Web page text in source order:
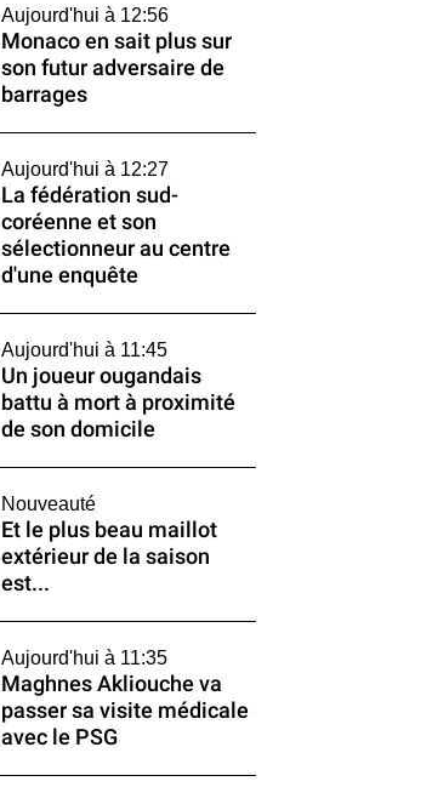
Aujourd'hui à 12:56
Monaco en sait plus sur
son futur adversaire de
barrages
Aujourd'hui à 12:27
La fédération sud-
coréenne et son
sélectionneur au centre
d'une enquête
Aujourd'hui à 11:45
Un joueur ougandais
battu à mort à proximité
de son domicile
Nouveauté
Et le plus beau maillot
extérieur de la saison
est...
Aujourd'hui à 11:35
Maghnes Akliouche va
passer sa visite médicale
avec le PSG